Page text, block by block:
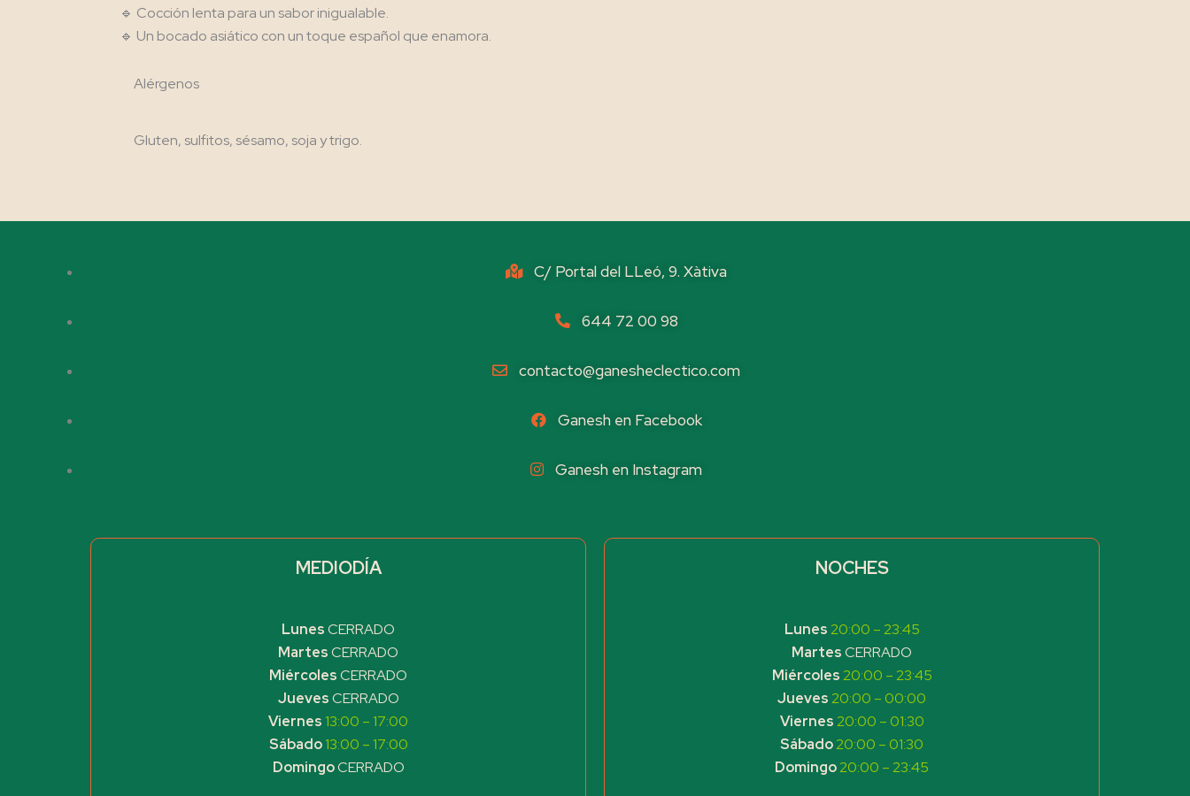
🔹 Cocción lenta para un sabor inigualable.
🔹 Un bocado asiático con un toque español que enamora.
Alérgenos
Gluten, sulfitos, sésamo, soja y trigo.
C/ Portal del LLeó, 9. Xàtiva
644 72 00 98
contacto@ganesheclectico.com
Ganesh en Facebook
Ganesh en Instagram
MEDIODÍA
LunesCERRADO
MartesCERRADO
MiércolesCERRADO
JuevesCERRADO
Viernes13:00 – 17:00
Sábado13:00 – 17:00
DomingoCERRADO
NOCHES
Lunes 20:00 – 23:45
MartesCERRADO
Miércoles 20:00 – 23:45
Jueves 20:00 – 00:00
Viernes 20:00 – 01:30
Sábado20:00 – 01:30
Domingo20:00 – 23:45